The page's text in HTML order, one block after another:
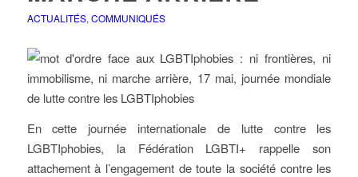
ACTUALITÉS, COMMUNIQUÉS
En cette journée internationale de lutte contre les
LGBTIphobies, la Fédération LGBTI+ rappelle son
attachement à l’engagement de toute la société contre les